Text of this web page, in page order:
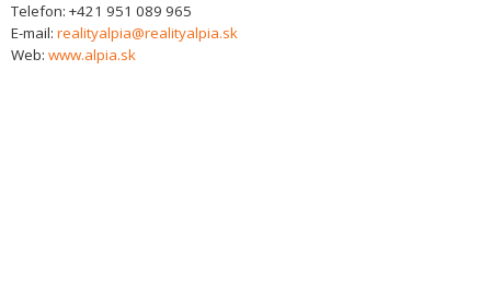
Telefon: +421 951 089 965
E-mail: realityalpia@realityalpia.sk
Web: www.alpia.sk